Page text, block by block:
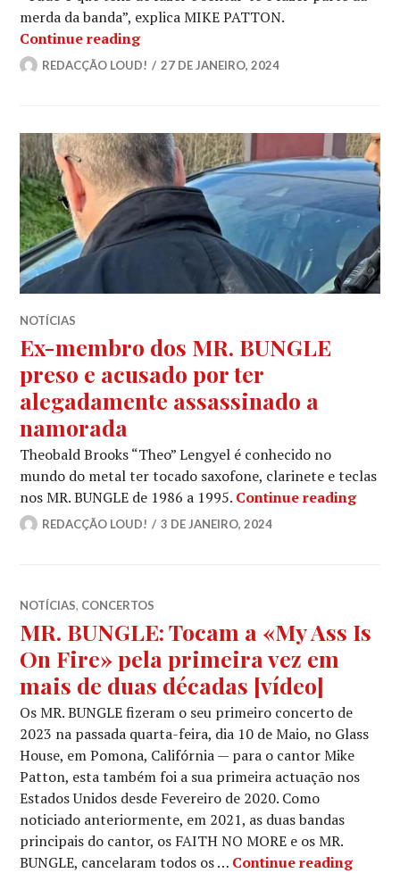
merda da banda”, explica MIKE PATTON.
Continue reading“Os cantores são uns idiotas de
REDACÇÃO LOUD! 27 DE JANEIRO, 2024
NOTÍCIAS
Ex-membro dos MR. BUNGLE
preso e acusado por ter
alegadamente assassinado a
namorada
Theobald Brooks “Theo” Lengyel é conhecido no
mundo do metal ter tocado saxofone, clarinete e teclas
nos MR. BUNGLE de 1986 a 1995. Continue readingEx-
REDACÇÃO LOUD! 3 DE JANEIRO, 2024
NOTÍCIAS, CONCERTOS
MR. BUNGLE: Tocam a «My Ass Is
On Fire» pela primeira vez em
mais de duas décadas [vídeo]
Os MR. BUNGLE fizeram o seu primeiro concerto de
2023 na passada quarta-feira, dia 10 de Maio, no Glass
House, em Pomona, Califórnia — para o cantor Mike
Patton, esta também foi a sua primeira actuação nos
Estados Unidos desde Fevereiro de 2020. Como
noticiado anteriormente, em 2021, as duas bandas
principais do cantor, os FAITH NO MORE e os MR.
BUNGLE, cancelaram todos os … Continue readingMR.